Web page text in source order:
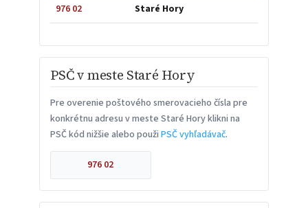
976 02 Staré Hory
PSČ v meste Staré Hory
Pre overenie poštového smerovacieho čísla pre
konkrétnu adresu v meste Staré Hory klikni na
PSČ kód nižšie alebo použi PSČ vyhľadávač.
976 02